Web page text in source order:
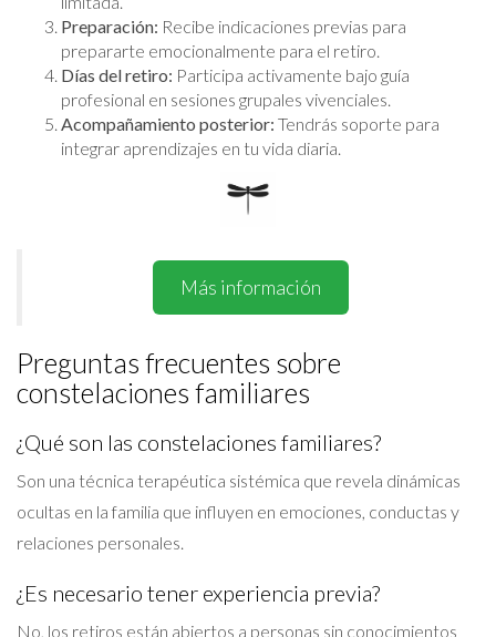
Preparación: Recibe indicaciones previas para
prepararte emocionalmente para el retiro.
Días del retiro: Participa activamente bajo guía
profesional en sesiones grupales vivenciales.
Acompañamiento posterior: Tendrás soporte para
integrar aprendizajes en tu vida diaria.
Más información
Preguntas frecuentes sobre
constelaciones familiares
¿Qué son las constelaciones familiares?
Son una técnica terapéutica sistémica que revela dinámicas
ocultas en la familia que influyen en emociones, conductas y
relaciones personales.
¿Es necesario tener experiencia previa?
No, los retiros están abiertos a personas sin conocimientos